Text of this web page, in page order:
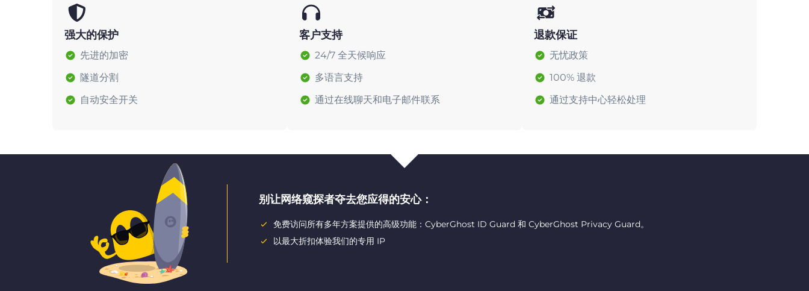
强大的保护
先进的加密
隧道分割
自动安全开关
客户支持
24/7 全天候响应
多语言支持
通过在线聊天和电子邮件联系
退款保证
无忧政策
100% 退款
通过支持中心轻松处理
别让网络窥探者夺去您应得的安心：
免费访问所有多年方案提供的高级功能：CyberGhost ID Guard 和 CyberGhost Privacy Guard。
以最大折扣体验我们的专用 IP